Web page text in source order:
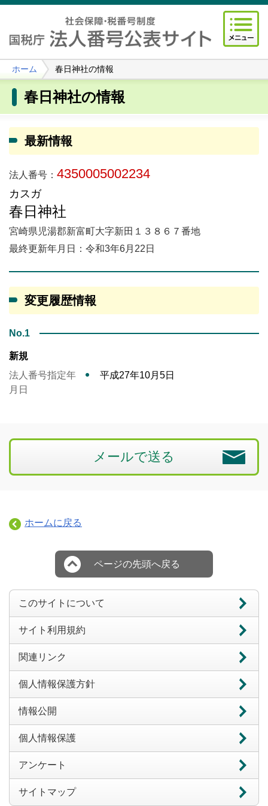
ホーム 春日神社の情報
春日神社の情報
最新情報
法人番号： 4350005002234
カスガ
春日神社
宮崎県児湯郡新富町大字新田１３８６７番地
最終更新年月日：令和3年6月22日
変更履歴情報
No.1
新規
法人番号指定年
月日
平成27年10月5日
メールで送る
ホームに戻る
ページの先頭へ戻る
このサイトについて
サイト利用規約
関連リンク
個人情報保護方針
情報公開
個人情報保護
アンケート
サイトマップ